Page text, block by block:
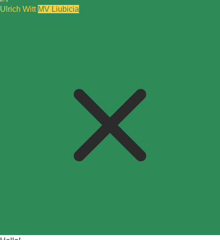
Ulrich Witt MV Liubicia